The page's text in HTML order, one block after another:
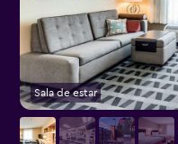
Sala de estar